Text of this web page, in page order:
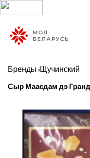
Бренды ›Щучинский
Сыр Маасдам дэ